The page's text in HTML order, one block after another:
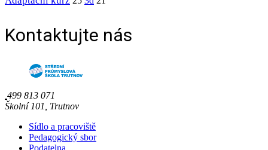
Kontaktujte nás
499 813 071
Školní 101, Trutnov
Sídlo a pracoviště
Pedagogický sbor